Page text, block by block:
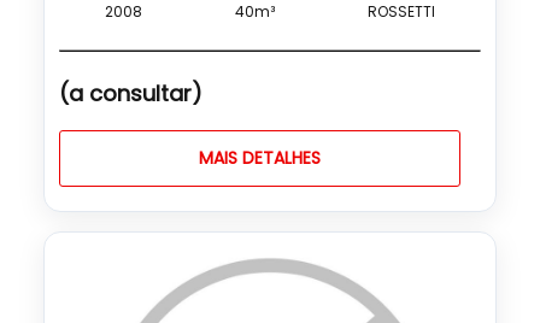
2008 40m³ ROSSETTI
(a consultar)
MAIS DETALHES